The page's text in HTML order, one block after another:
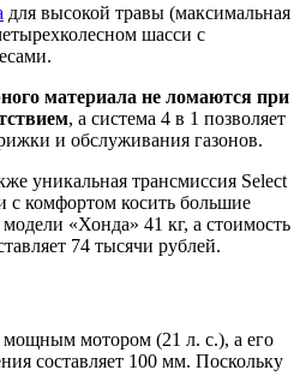
для высокой травы (максимальная
шасси с
материала не ломаются при
, а система 4 в 1 позволяет
и обслуживания газонов.
уникальная трансмиссия Select
комфортом косить большие
«Хонда» 41 кг, а стоимость
74 тысячи рублей.
мотором (21 л. с.), а его
составляет 100 мм. Поскольку